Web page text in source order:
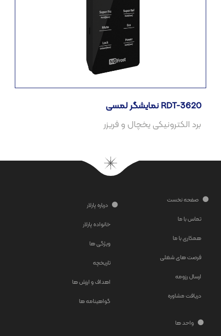
نمایشگر لمسی RDT-3620
صفحه نخست
تماس با ما
همکاری با ما
فرصت های شغلی
ارسال رزومه
دریافت مشاوره
درباره پارلار
خانواده پارلار
ویژگی ها
تاریخچه
اهداف و ارزش ها
گواهینامه ها
واحد ها